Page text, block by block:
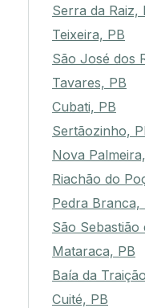
Belém, PB
Serra da Raiz,
Teixeira, PB
São José dos
Tavares, PB
Cubati, PB
Sertãozinho,
Nova
Riachão do
Pedra Branca,
São Sebastião
Mataraca, PB
Baía da